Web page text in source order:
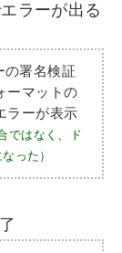
ラーが出る
署名検証
ーマットの
ラーが表示
ではなく、ド
った）